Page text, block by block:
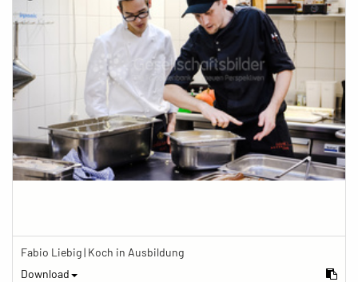
Fabio Liebig | Koch in Ausbildung
Download